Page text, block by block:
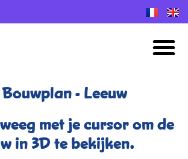
- Leeuw
met je cursor om de
in 3D te bekijken.